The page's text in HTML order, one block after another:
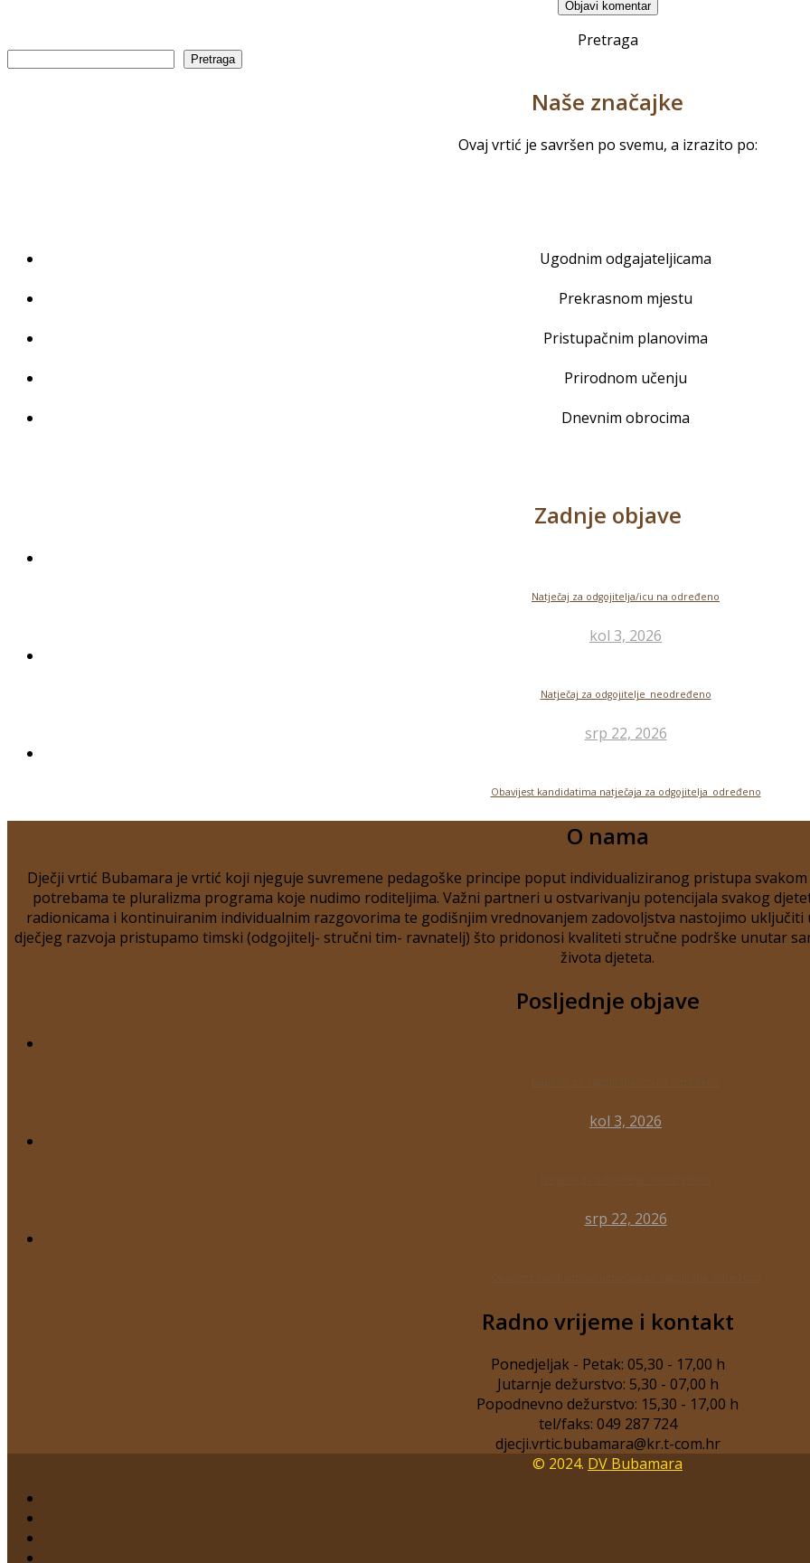
Pretraga
Pretraga
Naše značajke
Ugodnim odgajateljicama
Prekrasnom mjestu
Pristupačnim planovima
Prirodnom učenju
Dnevnim obrocima
Zadnje objave
Natječaj za odgojitelja/icu na određeno
kol 3, 2026
Natječaj za odgojitelje_neodređeno
srp 22, 2026
Obavijest kandidatima natječaja za odgojitelja_određeno
O nama
Dječji vrtić Bubamara je vrtić koji njeguje suvremene pedagoške principe poput individualiziranog pristupa
potrebama te pluralizma programa koje nudimo roditeljima. Važni partneri u ostvarivanju potencijala svakog
radionicama i kontinuiranim individualnim razgovorima te godišnjim vrednovanjem zadovoljstva nastojimo uključiti
dječjeg razvoja pristupamo timski (odgojitelj- stručni tim- ravnatelj) što pridonosi kvaliteti stručne podrške unutar
života djeteta.
Posljednje objave
kol 3, 2026
srp 22, 2026
Radno vrijeme i kontakt
Ponedjeljak - Petak: 05,30 - 17,00 h
Jutarnje dežurstvo: 5,30 - 07,00 h
Popodnevno dežurstvo: 15,30 - 17,00 h
tel/faks: 049 287 724
djecji.vrtic.bubamara@kr.t-com.hr
© 2024. DV Bubamara